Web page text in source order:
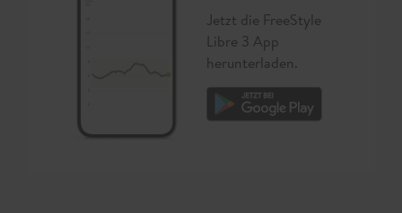
Jetzt die FreeStyle
Libre 3 App
herunterladen.